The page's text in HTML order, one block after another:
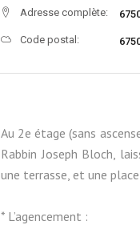
Adresse complète:
Code postal:
Au 2e étage (sans
Rabbin Joseph Bloch,
une terrasse, et une
* L’agencement :